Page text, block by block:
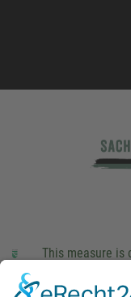
This measure is
Landtag